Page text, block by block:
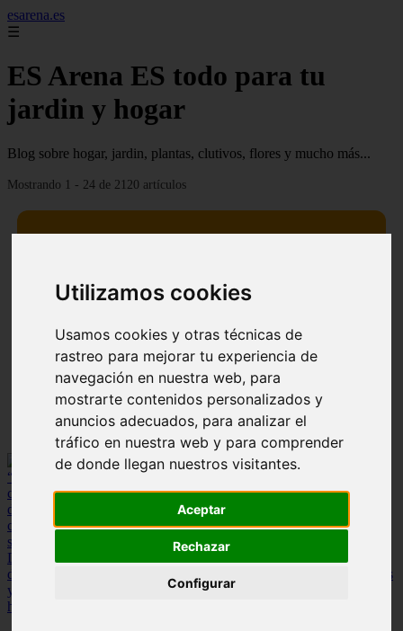
Utilizamos cookies
Usamos cookies y otras técnicas de
rastreo para mejorar tu experiencia de
navegación en nuestra web, para
mostrarte contenidos personalizados y
anuncios adecuados, para analizar el
tráfico en nuestra web y para comprender
de donde llegan nuestros visitantes.
Aceptar
Rechazar
Configurar
esarena.es
☰
ES Arena ES todo para tu
jardin y hogar
Blog sobre hogar, jardin, plantas, clutivos, flores y mucho más...
Mostrando 1 - 24 de 2120 artículos
defendible